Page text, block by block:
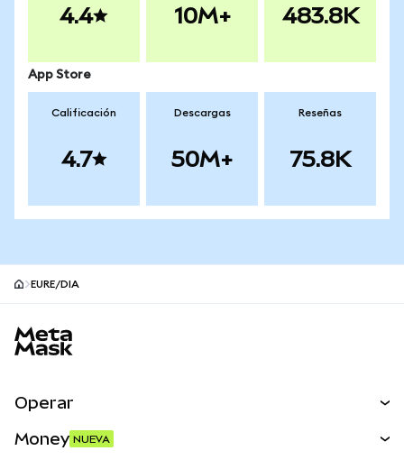
4.4 10M+ 483.8K
App Store
Calificación
4.7
Descargas
50M+
Reseñas
75.8K
EURE/DIA
Operar
Money NUEVA